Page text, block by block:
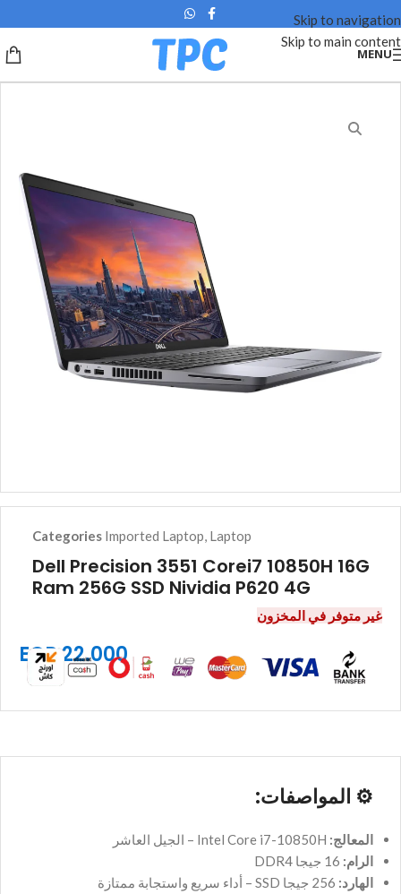
Skip to navigation
Skip to main content
MENU
Categories Imported Laptop, Laptop
Dell Precision 3551 Corei7 10850H 16G
Ram 256G SSD Nividia P620 4G
EGP22.000
غير متوفر في المخزون
⚙️ المواصفات:
المعالج:
الرام:
الهارد: